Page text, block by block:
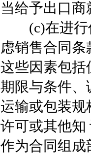
当给予出口
(c)在进行
虑销售合同
这些因素包括
期限与条件、
运输或包装规
许可或其他知
作为合同组成